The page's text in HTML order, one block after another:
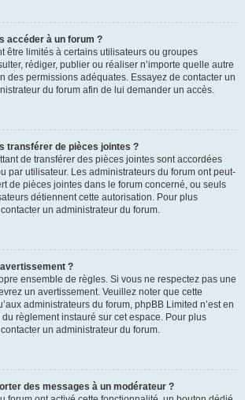
accéder à un forum ?
être limités à certains utilisateurs ou groupes
rédiger, publier ou réaliser n’importe quelle autre
des permissions adéquates. Essayez de contacter un
du forum afin de lui demander un accès.
transférer de pièces jointes ?
de transférer des pièces jointes sont accordées
par utilisateur. Les administrateurs du forum ont peut-
de pièces jointes dans le forum concerné, ou seuls
détiennent cette autorisation. Pour plus
un administrateur du forum.
?
ensemble de règles. Si vous ne respectez pas une
un avertissement. Veuillez noter que cette
administrateurs du forum, phpBB Limited n’est en
règlement instauré sur cet espace. Pour plus
un administrateur du forum.
des messages à un modérateur ?